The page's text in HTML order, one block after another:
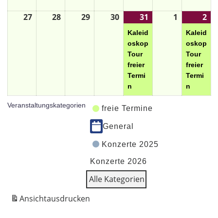
27 28 29 30 31
Kaleid
oskop
Tour
freier
Termi
n
1 2
Kaleid
oskop
Tour
freier
Termi
n
Veranstaltungskategorien freie Termine
General
Konzerte 2025
Konzerte 2026
Alle Kategorien
Ansichtausdrucken